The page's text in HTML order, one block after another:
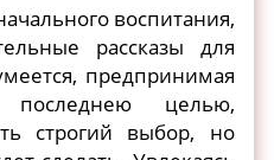
воспитания,
рассказы для
предпринимая
целью,
строгий выбор, но